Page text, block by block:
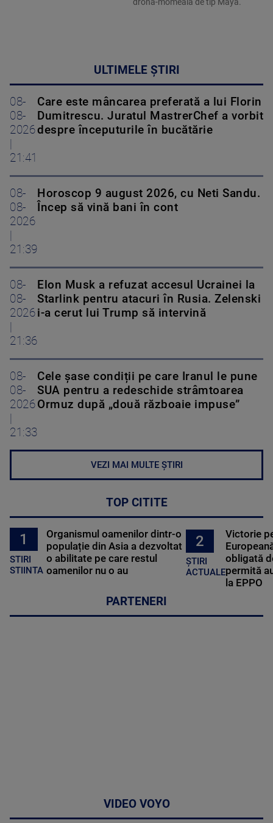
ULTIMELE ȘTIRI
08-
08-
2026
21:41
Care este mâncarea preferată a lui Florin
Dumitrescu. Juratul MastrerChef a vorbit
despre începuturile în bucătărie
08-
08-
2026
21:39
Horoscop 9 august 2026, cu Neti Sandu.
Încep să vină bani în cont
08-
08-
2026
21:36
Elon Musk a refuzat accesul Ucrainei la
Starlink pentru atacuri în Rusia. Zelenski
i-a cerut lui Trump să intervină
08-
08-
2026
21:33
Cele șase condiții pe care Iranul le pune
SUA pentru a redeschide strâmtoarea
Ormuz după „două războaie impuse”
VEZI MAI MULTE ȘTIRI
TOP CITITE
1
STIRI
STIINTA
Organismul oamenilor dintr-o
populație din Asia a dezvoltat
o abilitate pe care restul
oamenilor nu o au
2
ȘTIRI
ACTUALE
Victorie
obligată
permită
la EPPO
PARTENERI
VIDEO VOYO